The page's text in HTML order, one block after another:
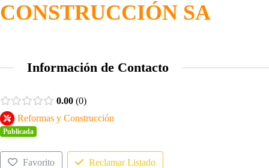
CONSTRUCCIÓN SA
Información de Contacto
0.00 0
Reformas y Construcción
Publicada
Favorito Reclamar Listado